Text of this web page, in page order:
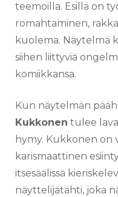
teemoilla. Esillä on
romahtaminen,
kuolema. Näytelmä
siihen liittyviä
komiikkansa.
Kun näytelmän
Kukkonen tulee
hymy. Kukkonen on
karismaattinen
itsesäälissä
näyttelijätähti, joka